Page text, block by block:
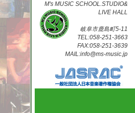
M's MUSIC SCHOOL.STUDIO&
LIVE HALL
岐阜市鹿島町5-11
TEL:058-251-3663
FAX:058-251-3639
MAIL:info@ms-music.jp